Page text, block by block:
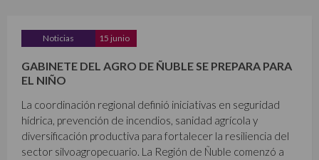
Noticias 15 junio
GABINETE DEL AGRO DE ÑUBLE SE PREPARA PARA
EL NIÑO
La coordinación regional definió iniciativas en seguridad
hídrica, prevención de incendios, sanidad agrícola y
diversificación productiva para fortalecer la resiliencia del
sector silvoagropecuario. La Región de Ñuble comenzó a